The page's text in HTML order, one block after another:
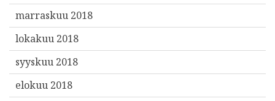
marraskuu 2018
lokakuu 2018
syyskuu 2018
elokuu 2018